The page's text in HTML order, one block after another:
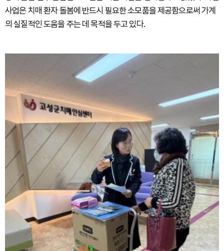
사업은 치매 환자 돌봄에 반드시 필요한 소모품을 제공함으로써 가계
의 실질적인 도움을 주는 데 목적을 두고 있다.